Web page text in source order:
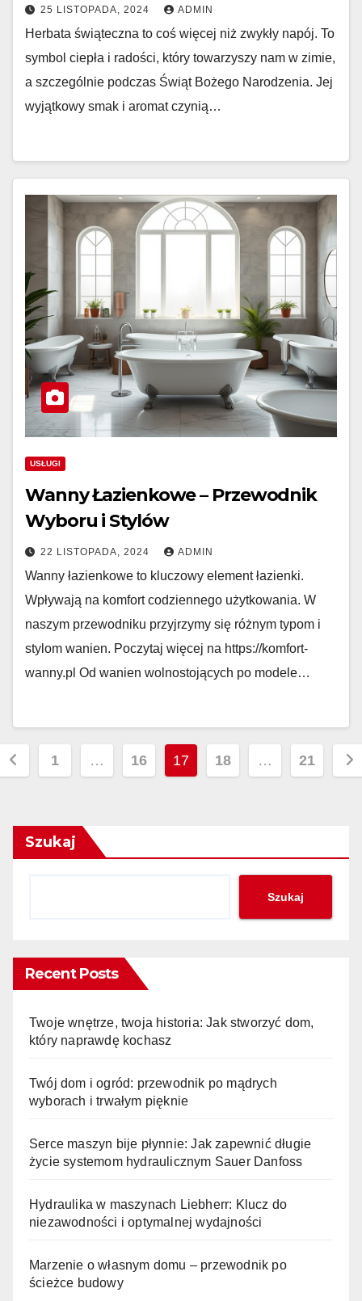
25 LISTOPADA, 2024 ADMIN
Herbata świąteczna to coś więcej niż zwykły napój. To
symbol ciepła i radości, który towarzyszy nam w zimie,
a szczególnie podczas Świąt Bożego Narodzenia. Jej
wyjątkowy smak i aromat czynią…
USŁUGI
Wanny Łazienkowe – Przewodnik
Wyboru i Stylów
22 LISTOPADA, 2024 ADMIN
Wanny łazienkowe to kluczowy element łazienki.
Wpływają na komfort codziennego użytkowania. W
naszym przewodniku przyjrzymy się różnym typom i
stylom wanien. Poczytaj więcej na https://komfort-
wanny.pl Od wanien wolnostojących po modele…
1 … 16 17 18 … 21
Szukaj
Szukaj
Recent Posts
Twoje wnętrze, twoja historia: Jak stworzyć dom,
który naprawdę kochasz
Twój dom i ogród: przewodnik po mądrych
wyborach i trwałym pięknie
Serce maszyn bije płynnie: Jak zapewnić długie
życie systemom hydraulicznym Sauer Danfoss
Hydraulika w maszynach Liebherr: Klucz do
niezawodności i optymalnej wydajności
Marzenie o własnym domu – przewodnik po
ścieżce budowy